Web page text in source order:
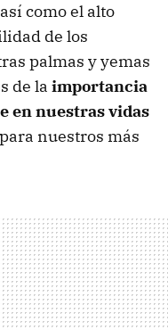
como el alto
de los
palmas y yemas
de la importancia
en nuestras vidas
nuestros más